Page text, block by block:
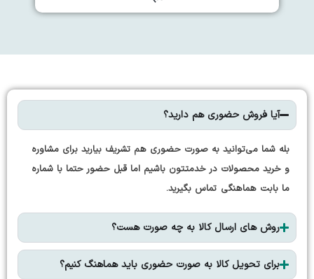
آیا فروش حضوری هم دارید؟
بله شما می‌توانید به صورت حضوری هم تشریف بیارید برای مشاوره
و خرید محصولات در خدمتتون باشیم اما قبل حضور حتما با شماره
ما بابت هماهنگی تماس بگیرید.
روش های ارسال کالا به چه صورت هست؟
برای تحویل کالا به صورت حضوری باید هماهنگ کنیم؟